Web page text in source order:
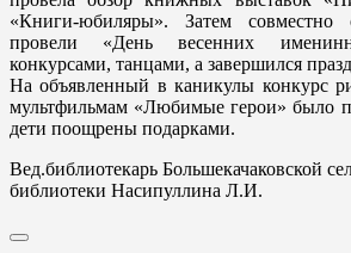
«Книги-юбиляры». Затем совместно
провели «День весенних
конкурсами, танцами, а завершился
На объявленный в каникулы конкурс
мультфильмам «Любимые герои» было
дети поощрены подарками.
Вед.библиотекарь Большекачаковской
библиотеки Насипуллина Л.И.